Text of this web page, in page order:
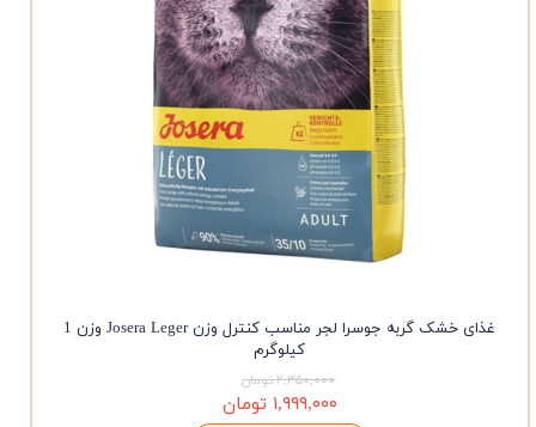
غذای خشک گربه جوسرا لجر مناسب کنترل وزن Josera Leger وزن 1
کیلوگرم
۲,۳۵۰,۰۰۰ تومان
۱,۹۹۹,۰۰۰ تومان